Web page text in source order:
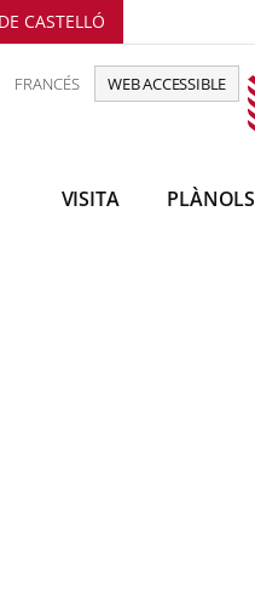
CASTELLÓ
FRANCÉS WEB ACCESSIBLE
VISITA PLÀNOLS